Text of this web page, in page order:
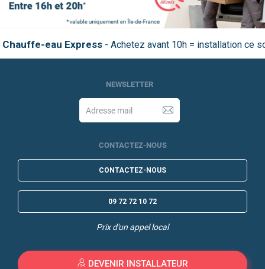
Chauffe-eau Express
NEWSLETTER
CONTACTEZ-NOUS
CONTACTEZ-NOUS
09 72 72 10 72
Prix d'un appel local
DEVENIR INSTALLATEUR